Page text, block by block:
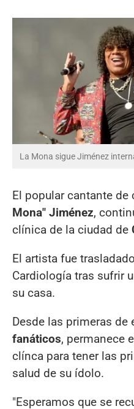
La Mona sigue Jiménez
El popular cantante de
Mona" Jiménez,
clínica de la ciudad de
El artista fue
Cardiología tras sufrir
su casa.
Desde las primeras de
fanáticos, permanece
clínca para tener las
salud de su ídolo.
"Esperamos que se